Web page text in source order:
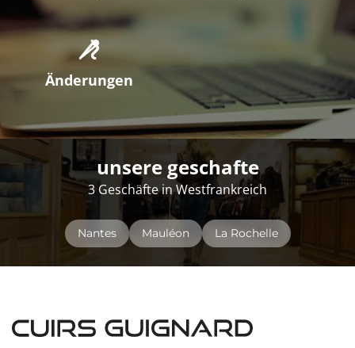
Änderungen
unsere geschafte
3 Geschäfte in Westfrankreich
Nantes Mauléon La Rochelle